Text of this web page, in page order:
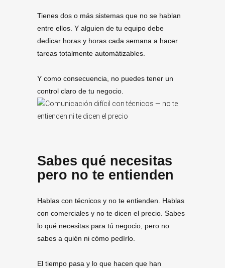
Tienes dos o más sistemas que no se hablan
entre ellos. Y alguien de tu equipo debe
dedicar horas y horas cada semana a hacer
tareas totalmente automátizables.
Y como consecuencia, no puedes tener un
control claro de tu negocio.
Sabes qué necesitas
pero no te entienden
Hablas con técnicos y no te entienden. Hablas
con comerciales y no te dicen el precio. Sabes
lo qué necesitas para tú negocio, pero no
sabes a quién ni cómo pedírlo.
El tiempo pasa y lo que hacen que han